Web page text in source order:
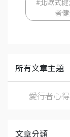
者
所有文章主題
愛行者心
文章分類